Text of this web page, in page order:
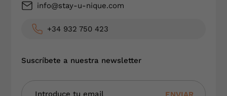
info@stay-u-nique.com
+34 932 750 423
Suscríbete a nuestra newsletter
ENVIAR